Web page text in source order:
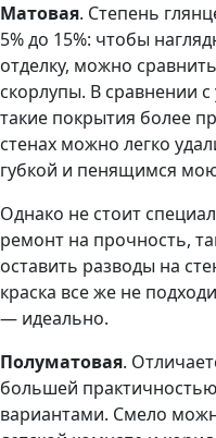
Матовая. Степень
5% до 15%: чтобы
отделку, можно
скорлупы. В сравнении
такие покрытия более
стенах можно легко
губкой и пенящимся
Однако не стоит
ремонт на прочность,
оставить разводы на
краска все же не
— идеально.
Полуматовая.
большей
вариантами. Смело